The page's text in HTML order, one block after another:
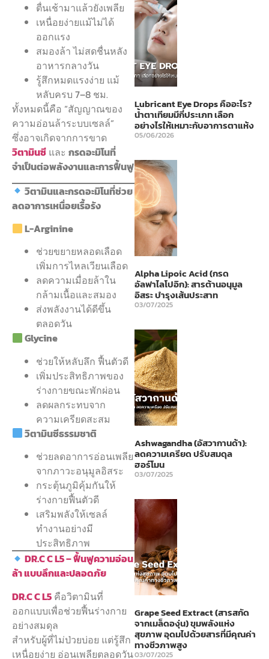
ตื่นเช้ามาแล้วยังเพลีย
เหนื่อยง่ายแม้ไม่ได้
ออกแรง
สมองล้า ไม่สดชื่นหลัง
อาหารกลางวัน
รู้สึกหมดแรงง่าย แม้
หลับครบ 7–8 ชม.
ทั้งหมดนี้คือ “สัญญาณของ
ความอ่อนล้าระบบเซลล์”
ซึ่งอาจเกิดจากการขาด
วิตามินซี และ กรดอะมิโนที่
จำเป็นต่อพลังงานและการฟื้นฟู
วิตามินและกรดอะมิโนที่ช่วย
ลดอาการเหนื่อยเรื้อรัง
L-Arginine
ช่วยขยายหลอดเลือด
เพิ่มการไหลเวียนเลือด
ลดความเมื่อยล้าใน
กล้ามเนื้อและสมอง
ส่งพลังงานได้ดีขึ้น
ตลอดวัน
Glycine
ช่วยให้หลับลึก ฟื้นตัวดี
เพิ่มประสิทธิภาพของ
ร่างกายขณะพักผ่อน
ลดผลกระทบจาก
ความเครียดสะสม
วิตามินซีธรรมชาติ
ช่วยลดอาการอ่อนเพลีย
จากภาวะอนุมูลอิสระ
กระตุ้นภูมิคุ้มกันให้
ร่างกายฟื้นตัวดี
เสริมพลังให้เซลล์
ทำงานอย่างมี
ประสิทธิภาพ
DR.C C L5 – ฟื้นฟูความอ่อน
ล้า แบบลึกและปลอดภัย
DR.C C L5 คือวิตามินที่
ออกแบบเพื่อช่วยฟื้นร่างกาย
อย่างสมดุล
สำหรับผู้ที่ไม่ป่วยบ่อย แต่รู้สึก
เหนื่อยง่าย อ่อนเพลียตลอดวัน
Lubricant Eye Drops คืออะไร?
น้ำตาเทียมมีกี่ประเภท เลือก
อย่างไรให้เหมาะกับอาการตาแห้ง
05/06/2026
Alpha Lipoic Acid (กรด
อัลฟาไลโปอิก): สารต้านอนุมูล
อิสระ บำรุงเส้นประสาท
03/07/2025
Ashwagandha (อัสวากานด้า):
ลดความเครียด ปรับสมดุล
ฮอร์โมน
03/07/2025
Grape Seed Extract (สารสกัด
จากเมล็ดองุ่น) ขุมพลังแห่ง
สุขภาพ อุดมไปด้วยสารที่มีคุณค่า
ทางชีวภาพสูง
03/07/2025